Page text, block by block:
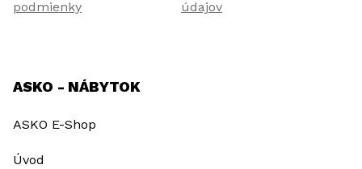
podmienky
údajov
ASKO - NÁBYTOK
ASKO E-Shop
Úvod